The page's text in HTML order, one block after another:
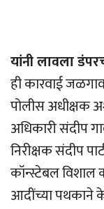
यांनी लावला
ही कारवाई
पोलीस अधीक्षक
अधिकारी संदीप
निरीक्षक संदीप
कॉन्स्टेबल विशाल
आदींच्या पथकाने